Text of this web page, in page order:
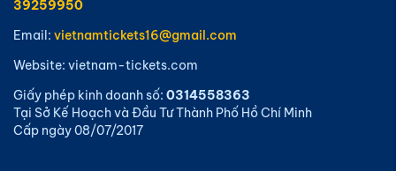
39259950
Email: vietnamtickets16@gmail.com
Website: vietnam-tickets.com
Giấy phép kinh doanh số: 0314558363
Tại Sở Kế Hoạch và Đầu Tư Thành Phố Hồ Chí Minh
Cấp ngày 08/07/2017